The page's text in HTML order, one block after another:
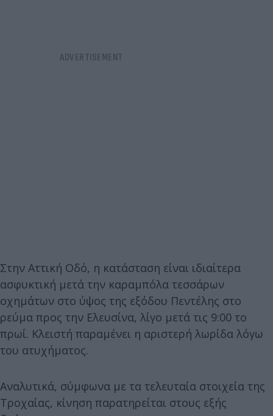
Στην Αττική Οδό, η κατάσταση είναι ιδιαίτερα
ασφυκτική μετά την καραμπόλα τεσσάρων
οχημάτων στο ύψος της εξόδου Πεντέλης στο
ρεύμα προς την Ελευσίνα, λίγο μετά τις 9:00 το
πρωί. Κλειστή παραμένει η αριστερή λωρίδα λόγω
του ατυχήματος.
Αναλυτικά, σύμφωνα με τα τελευταία στοιχεία της
Τροχαίας, κίνηση παρατηρείται στους εξής